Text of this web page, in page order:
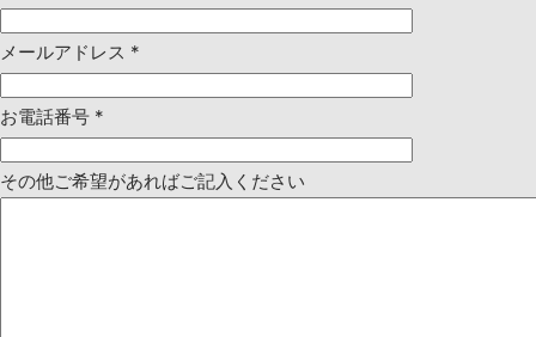
メールアドレス *
お電話番号 *
その他ご希望があればご記入ください